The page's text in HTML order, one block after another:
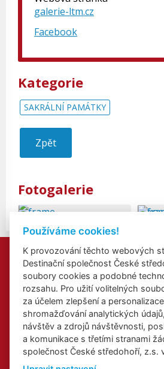
galerie-ltm.cz
Facebook
Kategorie
SAKRÁLNÍ PAMÁTKY
Zpět
Fotogalerie
Kontakty
Přidat akci
Přihlášení odběru
Cookies
Web o Labské stezce v
Používáme cookies!
K provozování těchto webových
Destinační společnost České
soubory cookies a podobné
rozsahu. Pro užití volitelných
za účelem zlepšení a
shromažďování analytických
návštěv a zdrojů návštěvnosti,
a komunikace s třetími stranami
společnost České středohoří, z.s.